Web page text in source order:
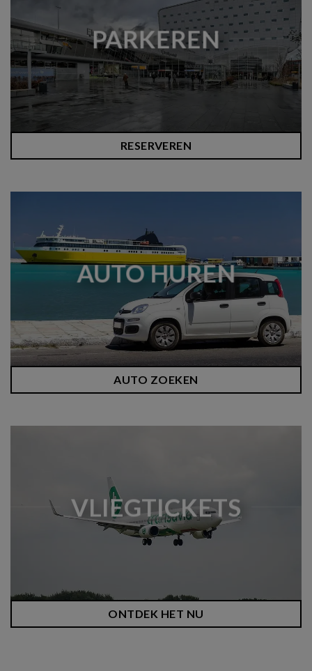
PARKEREN
RESERVEREN
AUTO HUREN
AUTO ZOEKEN
VLIEGTICKETS
ONTDEK HET NU